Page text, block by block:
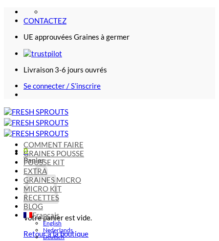
Passer
CONTACTEZ
UE approuvées Graines à germer
Livraison 3-6 jours ouvrés
Se connecter / S’inscrire
0
Panier
Votre panier est vide.
Retour à la boutique
COMMENT FAIRE
GRAINES POUSSE
POUSSE KIT
EXTRA
GRAINES MICRO
MICRO KIT
RECETTES
BLOG
Français
English
Nederlands
Deutsch